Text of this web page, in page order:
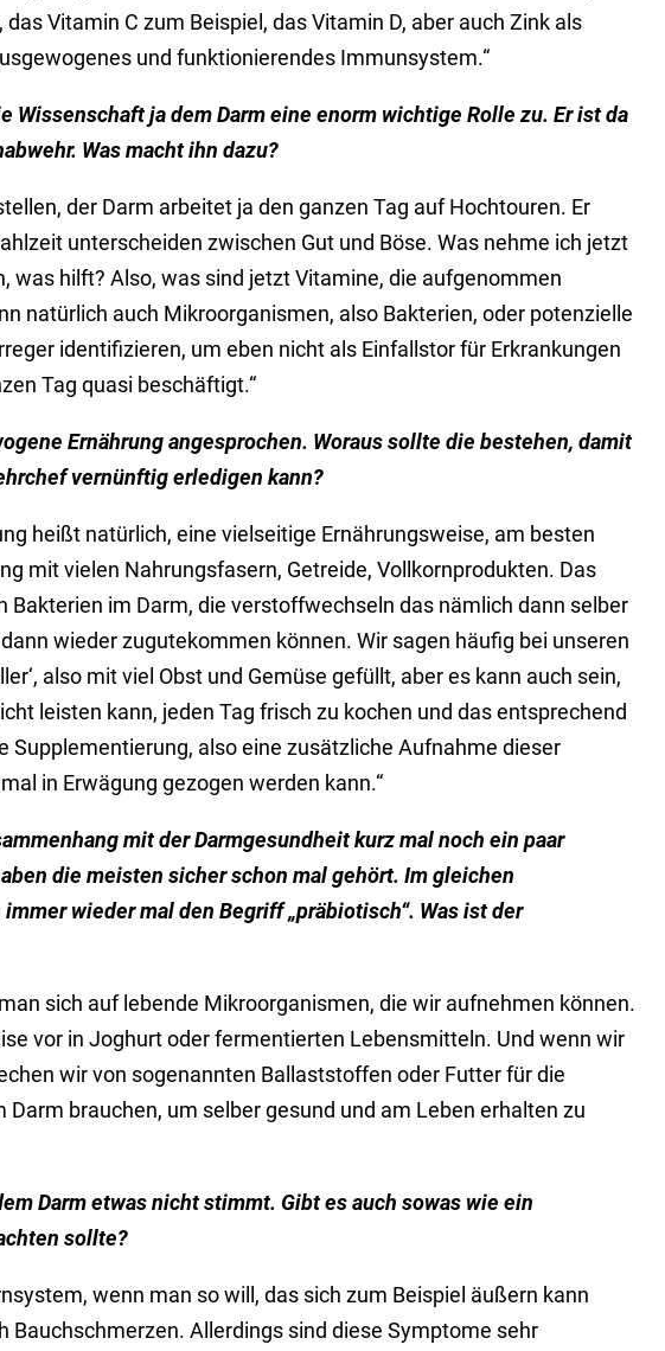
Vitamin C zum Beispiel, das Vitamin D, aber auch Zink als
und funktionierendes Immunsystem.“
Wissenschaft ja dem Darm eine enorm wichtige Rolle zu. Er ist da
Was macht ihn dazu?
der Darm arbeitet ja den ganzen Tag auf Hochtouren. Er
unterscheiden zwischen Gut und Böse. Was nehme ich jetzt
was hilft? Also, was sind jetzt Vitamine, die aufgenommen
natürlich auch Mikroorganismen, also Bakterien, oder potenzielle
identifizieren, um eben nicht als Einfallstor für Erkrankungen
Tag quasi beschäftigt.“
Ernährung angesprochen. Woraus sollte die bestehen, damit
vernünftig erledigen kann?
heißt natürlich, eine vielseitige Ernährungsweise, am besten
mit vielen Nahrungsfasern, Getreide, Vollkornprodukten. Das
im Darm, die verstoffwechseln das nämlich dann selber
wieder zugutekommen können. Wir sagen häufig bei unseren
also mit viel Obst und Gemüse gefüllt, aber es kann auch sein,
leisten kann, jeden Tag frisch zu kochen und das entsprechend
Supplementierung, also eine zusätzliche Aufnahme dieser
in Erwägung gezogen werden kann.“
mit der Darmgesundheit kurz mal noch ein paar
die meisten sicher schon mal gehört. Im gleichen
wieder mal den Begriff „präbiotisch“. Was ist der
sich auf lebende Mikroorganismen, die wir aufnehmen können.
vor in Joghurt oder fermentierten Lebensmitteln. Und wenn wir
wir von sogenannten Ballaststoffen oder Futter für die
Darm brauchen, um selber gesund und am Leben erhalten zu
Darm etwas nicht stimmt. Gibt es auch sowas wie ein
sollte?
wenn man so will, das sich zum Beispiel äußern kann
Bauchschmerzen. Allerdings sind diese Symptome sehr